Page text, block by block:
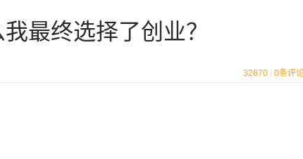
最终选择了创业？
32670 0条评